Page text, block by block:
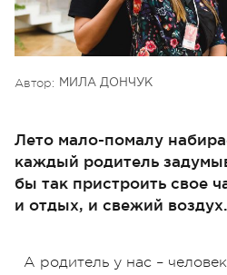
Автор: МИЛА ДОНЧУК
Лето мало-помалу
каждый родитель
бы так пристроить свое
и отдых, и свежий воздух.
А родитель у нас –